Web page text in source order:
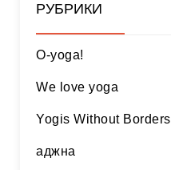
РУБРИКИ
O-yoga!
We love yoga
Yogis Without Borders
аджна